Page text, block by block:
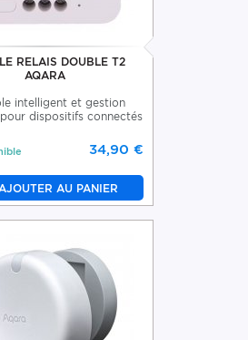
RELAIS DOUBLE T2
AQARA
intelligent et gestion
dispositifs connectés
34,90 €